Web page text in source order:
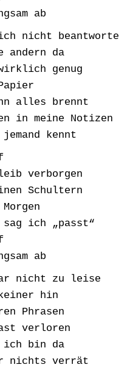
ab
nicht beantworte
andern da
genug
alles brennt
in meine Notizen
kennt
verborgen
Schultern
ich „passt“
ab
nicht zu leise
hin
Phrasen
verloren
ich bin da
nichts verrät